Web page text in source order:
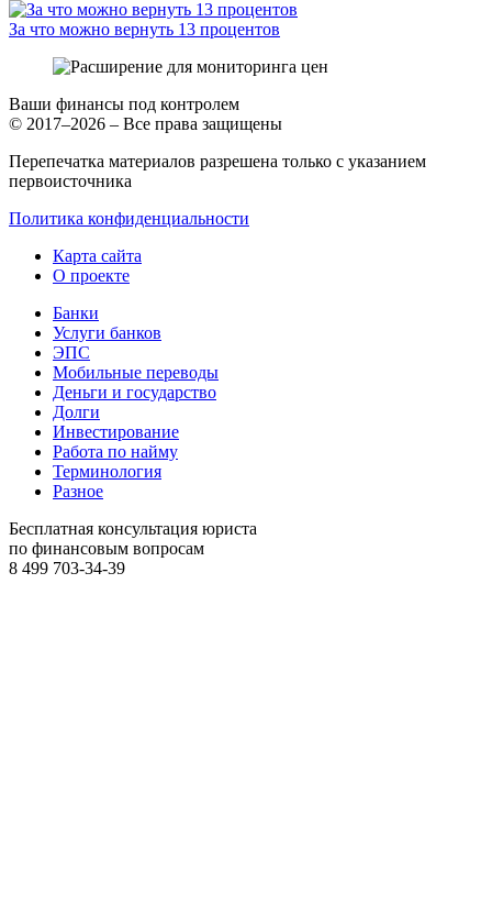
За что можно вернуть 13 процентов
Ваши финансы под контролем
© 2017–2026 – Все права защищены
Перепечатка материалов разрешена только с указанием
первоисточника
Политика конфиденциальности
Карта сайта
О проекте
Банки
Услуги банков
ЭПС
Мобильные переводы
Деньги и государство
Долги
Инвестирование
Работа по найму
Терминология
Разное
Бесплатная консультация юриста
по финансовым вопросам
8 499 703-34-39